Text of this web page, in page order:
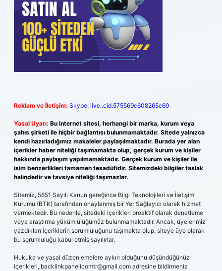
Reklam ve İletişim: Skype: live:.cid.575569c608265c69
Yasal Uyarı: Bu internet sitesi, herhangi bir marka, kurum veya
şahıs şirketi ile hiçbir bağlantısı bulunmamaktadır. Sitede yalnızca
kendi hazırladığımız makaleler paylaşılmaktadır. Burada yer alan
içerikler haber niteliği taşımamakta olup, gerçek kurum ve kişiler
hakkında paylaşım yapılmamaktadır. Gerçek kurum ve kişiler ile
isim benzerlikleri tamamen tesadüfidir. Sitemizdeki bilgiler taslak
halindedir ve tavsiye niteliği taşımazlar.
Sitemiz, 5651 Sayılı Kanun gereğince Bilgi Teknolojileri ve İletişim
Kurumu (BTK) tarafından onaylanmış bir Yer Sağlayıcı olarak hizmet
vermektedir. Bu nedenle, sitedeki içerikleri proaktif olarak denetleme
veya araştırma yükümlülüğümüz bulunmamaktadır. Ancak, üyelerimiz
yazdıkları içeriklerin sorumluluğunu taşımakta olup, siteye üye olarak
bu sorumluluğu kabul etmiş sayılırlar.
Hukuka ve yasal düzenlemelere aykırı olduğunu düşündüğünüz
içerikleri, backlinkpanelicomtr@gmail.com adresine bildirmeniz